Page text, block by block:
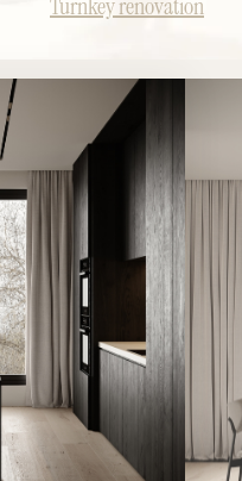
la pièce de vie. L'objectif
ses futurs
Turnkey renovation